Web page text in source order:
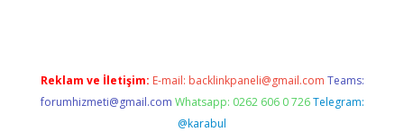
Reklam ve İletişim: E-mail: backlinkpaneli@gmail.com Teams:
forumhizmeti@gmail.com Whatsapp: 0262 606 0 726 Telegram:
@karabul